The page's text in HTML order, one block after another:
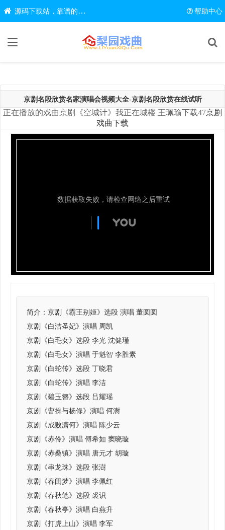
源码下载站，靠谱的源码在线下载网站 帮助中心
京剧名段欣赏名家演唱会视频大全-京剧名段欣赏在线试听
正在播放的戏曲京剧《空城计》我正在城楼 王珮瑜下载47京剧
戏曲下载
简介： 京剧《霸王别姬》选段 演唱 董圆圆
京剧《白洁圣妃》演唱 周凯
京剧《白毛女》选段 李光 沈健瑾
京剧《白毛女》演唱 于魁智 李胜素
京剧《白蛇传》选段 丁晓君
京剧《白蛇传》演唱 李洁
京剧《碧玉簪》选段 吕耀瑶
京剧《曹操与杨修》演唱 何澍
京剧《成败潇何》演唱 陈少云
京剧《赤伶》演唱 傅希如 窦晓璇
京剧《赤桑镇》演唱 唐元才 胡璇
京剧《串龙珠》选段 张澍
京剧《春闺梦》演唱 李佩红
京剧《春秋笔》选段 裘识
京剧《春秋亭》演唱 白燕升
京剧《打虎上山》演唱 李军